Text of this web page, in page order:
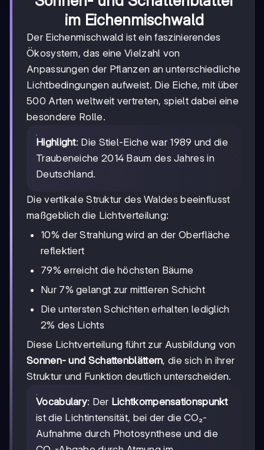
im Eichenmischwald
Der Eichenmischwald ist ein faszinierendes
Ökosystem, das eine Vielzahl von
Anpassungen der Pflanzen an unterschiedliche
Lichtbedingungen aufweist. Die Eiche, mit über
500 Arten weltweit vertreten, spielt dabei eine
besondere Rolle.
Highlight: Die Stiel-Eiche war 1989 und die
Traubeneiche 2014 Baum des Jahres in
Deutschland.
Die vertikale Struktur des Waldes beeinflusst
maßgeblich die Lichtverteilung:
10% der Strahlung wird an der Oberfläche
reflektiert
79% erreicht die höchsten Bäume
Nur 7% gelangt zur mittleren Schicht
Die untersten Schichten erhalten lediglich
2% des Lichts
Diese Lichtverteilung führt zur Ausbildung von
Sonnen- und Schattenblättern, die sich in ihrer
Struktur und Funktion deutlich unterscheiden.
Vocabulary: Der Lichtkompensationspunkt
ist die Lichtintensität, bei der die CO₂-
Aufnahme durch Photosynthese und die